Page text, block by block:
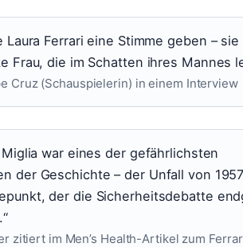
Laura Ferrari eine Stimme geben – sie
Frau, die im Schatten ihres Mannes
Cruz (Schauspielerin) in einem Interview
Miglia war eines der gefährlichsten
der Geschichte – der Unfall von
der die Sicherheitsdebatte
zitiert im Men’s Health-Artikel zum